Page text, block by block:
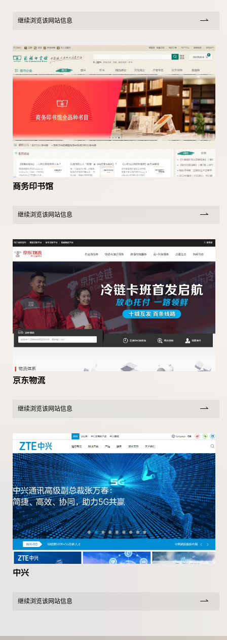
继续浏览该网站信息
商务印书馆
继续浏览该网站信息
京东物流
继续浏览该网站信息
中兴
继续浏览该网站信息